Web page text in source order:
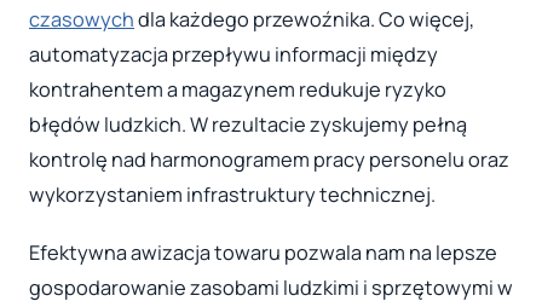
czasowychdla każdego przewoźnika. Co więcej,
automatyzacja przepływu informacji między
kontrahentem a magazynem redukuje ryzyko
błędów ludzkich. W rezultacie zyskujemy pełną
kontrolę nad harmonogramem pracy personelu oraz
wykorzystaniem infrastruktury technicznej.
Efektywna awizacja towaru pozwala nam na lepsze
gospodarowanie zasobami ludzkimi i sprzętowymi w